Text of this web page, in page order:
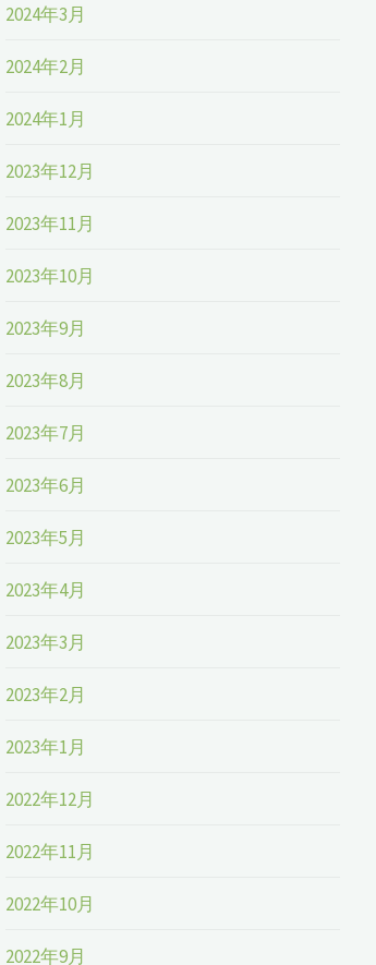
2024年3月
2024年2月
2024年1月
2023年12月
2023年11月
2023年10月
2023年9月
2023年8月
2023年7月
2023年6月
2023年5月
2023年4月
2023年3月
2023年2月
2023年1月
2022年12月
2022年11月
2022年10月
2022年9月